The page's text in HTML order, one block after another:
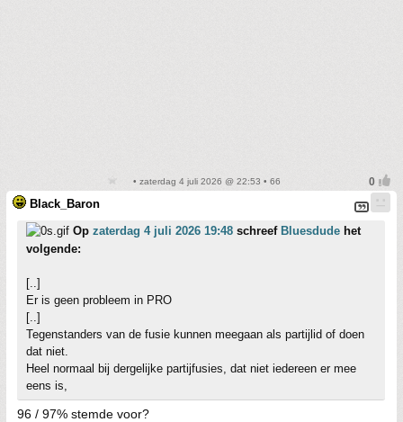
• zaterdag 4 juli 2026 @ 22:53 • 66
Black_Baron
Op zaterdag 4 juli 2026 19:48 schreef Bluesdude het
volgende:
[..]
Er is geen probleem in PRO
[..]
Tegenstanders van de fusie kunnen meegaan als partijlid of doen
dat niet.
Heel normaal bij dergelijke partijfusies, dat niet iedereen er mee
eens is,
96 / 97% stemde voor?